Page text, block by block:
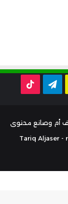
سناب تيلقرام
أف أم وصانع محتوى
Tariq Aljaser -